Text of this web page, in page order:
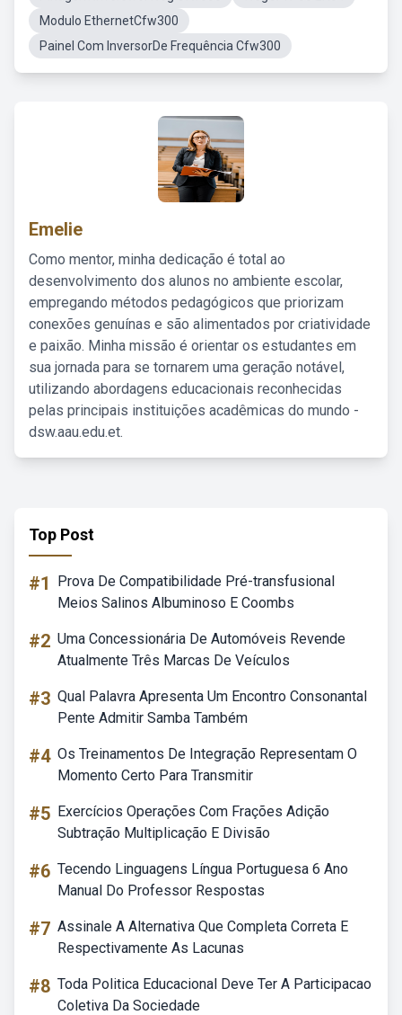
Modulo EthernetCfw300
Painel Com InversorDe Frequência Cfw300
Emelie
Como mentor, minha dedicação é total ao
desenvolvimento dos alunos no ambiente escolar,
empregando métodos pedagógicos que priorizam
conexões genuínas e são alimentados por criatividade
e paixão. Minha missão é orientar os estudantes em
sua jornada para se tornarem uma geração notável,
utilizando abordagens educacionais reconhecidas
pelas principais instituições acadêmicas do mundo -
dsw.aau.edu.et.
Top Post
#1
Prova De Compatibilidade Pré-transfusional
Meios Salinos Albuminoso E Coombs
#2 Uma Concessionária De Automóveis Revende
Atualmente Três Marcas De Veículos
#3 Qual Palavra Apresenta Um Encontro Consonantal
Pente Admitir Samba Também
#4 Os Treinamentos De Integração Representam O
Momento Certo Para Transmitir
#5 Exercícios Operações Com Frações Adição
Subtração Multiplicação E Divisão
#6 Tecendo Linguagens Língua Portuguesa 6 Ano
Manual Do Professor Respostas
#7 Assinale A Alternativa Que Completa Correta E
Respectivamente As Lacunas
#8 Toda Politica Educacional Deve Ter A Participacao
Coletiva Da Sociedade